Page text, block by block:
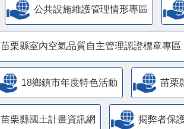
​公共設施維護管理情形專區
苗栗縣室內空氣品質自主管理認證標章專區
18鄉鎮市年度特色活動 苗栗
苗栗縣國土計畫資訊網 揭弊者保